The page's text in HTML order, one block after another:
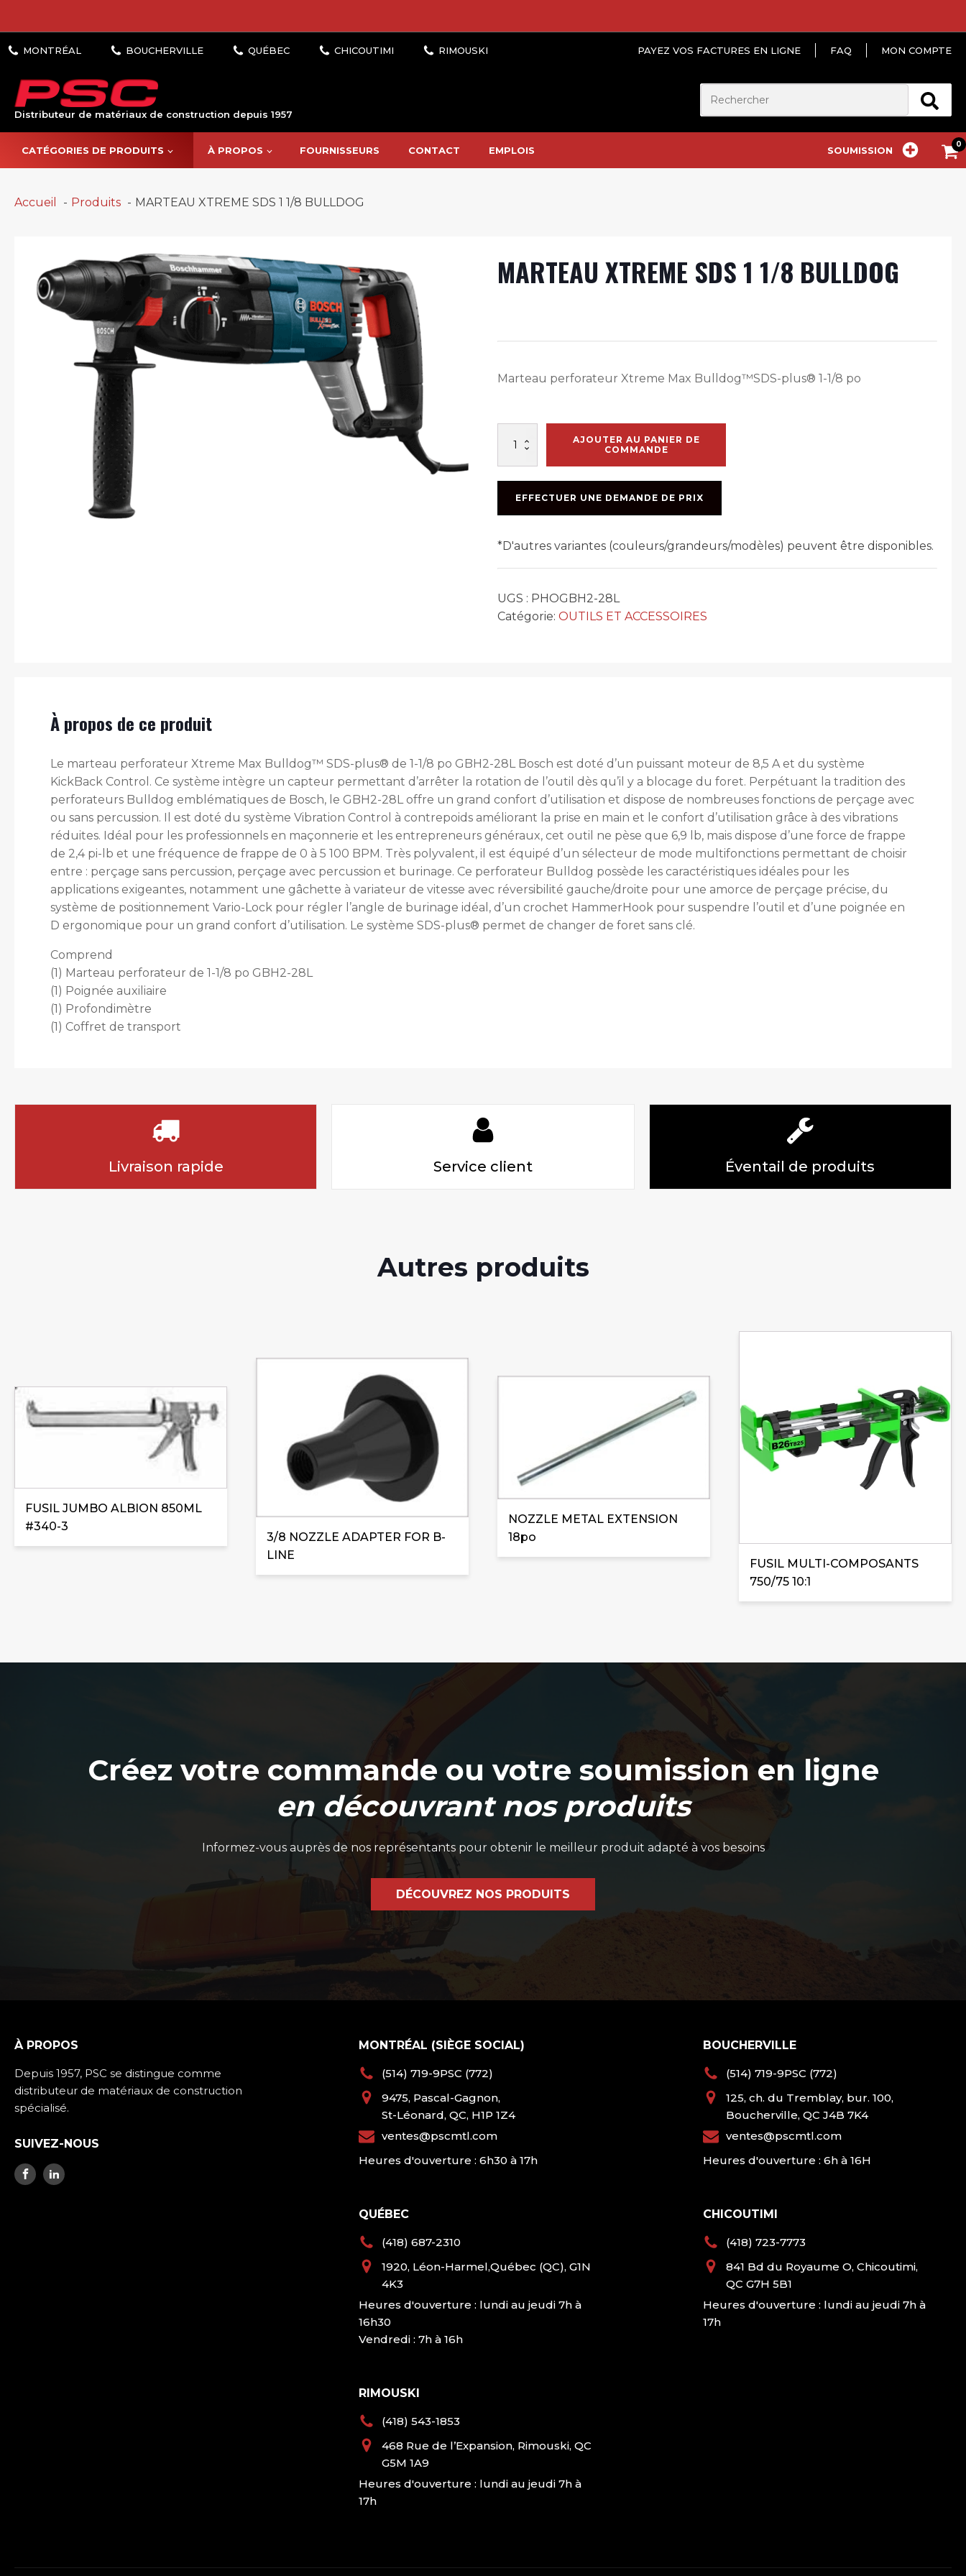
PAYEZ VOS FACTURES EN LIGNE FAQ MON COMPTE
Distributeur de matériaux de construction depuis 1957
CATÉGORIES DE PRODUITS À PROPOS FOURNISSEURS CONTACT EMPLOIS SOUMISSION
Accueil Produits MARTEAU XTREME SDS 1 1/8 BULLDOG
MARTEAU XTREME SDS 1 1/8 BULLDOG
Marteau perforateur Xtreme Max Bulldog™SDS-plus® 1-1/8 po
1/8
AJOUTER AU PANIER DE
COMMANDE
EFFECTUER UNE DEMANDE DE PRIX
*D'autres variantes (couleurs/grandeurs/modèles) peuvent être disponibles.
UGS : PHOGBH2-28L
Catégorie: OUTILS ET ACCESSOIRES
À propos de ce produit
Le marteau perforateur Xtreme Max Bulldog™ SDS-plus® de 1-1/8 po GBH2-28L Bosch est doté d’un puissant moteur de 8,5 A et du système
KickBack Control. Ce système intègre un capteur permettant d’arrêter la rotation de l’outil dès qu’il y a blocage du foret. Perpétuant la tradition des
perforateurs Bulldog emblématiques de Bosch, le GBH2-28L offre un grand confort d’utilisation et dispose de nombreuses fonctions de perçage avec
ou sans percussion. Il est doté du système Vibration Control à contrepoids améliorant la prise en main et le confort d’utilisation grâce à des vibrations
réduites. Idéal pour les professionnels en maçonnerie et les entrepreneurs généraux, cet outil ne pèse que 6,9 lb, mais dispose d’une force de frappe
de 2,4 pi-lb et une fréquence de frappe de 0 à 5 100 BPM. Très polyvalent, il est équipé d’un sélecteur de mode multifonctions permettant de choisir
entre : perçage sans percussion, perçage avec percussion et burinage. Ce perforateur Bulldog possède les caractéristiques idéales pour les
applications exigeantes, notamment une gâchette à variateur de vitesse avec réversibilité gauche/droite pour une amorce de perçage précise, du
système de positionnement Vario-Lock pour régler l’angle de burinage idéal, d’un crochet HammerHook pour suspendre l’outil et d’une poignée en
D ergonomique pour un grand confort d’utilisation. Le système SDS-plus® permet de changer de foret sans clé.
Comprend
(1) Marteau perforateur de 1-1/8 po GBH2-28L
(1) Poignée auxiliaire
(1) Profondimètre
(1) Coffret de transport
Livraison rapide Service client Éventail de produits
Autres produits
FUSIL JUMBO ALBION 850ML
#340-3
3/8 NOZZLE ADAPTER FOR B-
LINE
NOZZLE METAL EXTENSION
18po
FUSIL MULTI-COMPOSANTS
750/75 10:1
Créez votre commande ou votre soumission en ligne
en découvrant nos produits
Informez-vous auprès de nos représentants pour obtenir le meilleur produit adapté à vos besoins
DÉCOUVREZ NOS PRODUITS
À PROPOS
Depuis 1957, PSC se distingue comme
distributeur de matériaux de construction
spécialisé.
SUIVEZ-NOUS
MONTRÉAL (SIÈGE SOCIAL)
(514) 719-9PSC (772)
9475, Pascal-Gagnon,
St-Léonard, QC, H1P 1Z4
ventes@pscmtl.com
Heures d'ouverture : 6h30 à 17h
QUÉBEC
(418) 687-2310
1920, Léon-Harmel,Québec (QC), G1N
4K3
Heures d'ouverture : lundi au jeudi 7h à
16h30
Vendredi : 7h à 16h
RIMOUSKI
(418) 543-1853
468 Rue de l’Expansion, Rimouski, QC
G5M 1A9
Heures d'ouverture : lundi au jeudi 7h à
17h
BOUCHERVILLE
(514) 719-9PSC (772)
125, ch. du Tremblay, bur. 100,
Boucherville, QC J4B 7K4
ventes@pscmtl.com
Heures d'ouverture : 6h à 16H
CHICOUTIMI
(418) 723-7773
841 Bd du Royaume O, Chicoutimi,
QC G7H 5B1
Heures d'ouverture : lundi au jeudi 7h à
17h